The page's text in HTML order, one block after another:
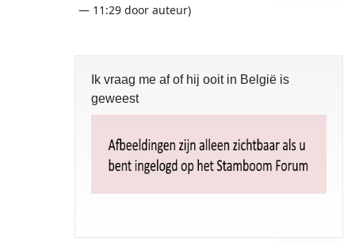
— 11:29 door auteur)
Ik vraag me af of hij ooit in België is
geweest